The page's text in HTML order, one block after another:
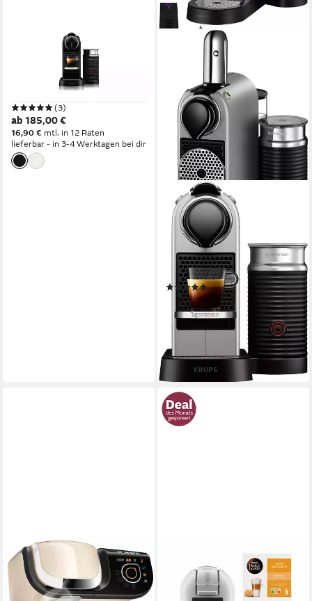
Kapselmaschine
Wassertank
Pumpendruck
(3)
ab 185,00 €
16,90 € mtl. in 12 Raten
lieferbar - in 3-4 Werktagen bei dir
NESPRESSO
Kapselmaschine XN761B CitiZ
& Milk von Krups
Wassertank
19 bar Pumpendruck
Abschaltautomatik
Zeitfunktionen
(41)
231,06 € UVP359,99 €
21,10 €mtl. in 12 Raten
-36%
lieferbar - in 2-3 Werktagen bei dir